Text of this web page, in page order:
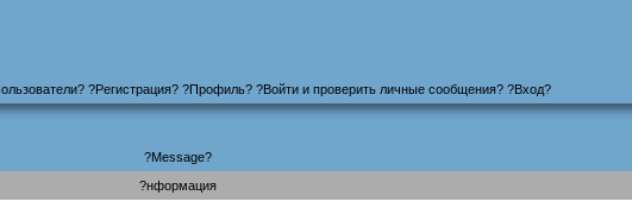
? ?Регистрация? ?Профиль? ?Войти и проверить личные сообщения? ?Вход?
?Message?
?нформация